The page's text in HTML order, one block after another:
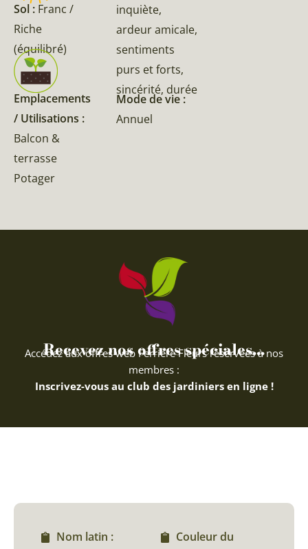
Sol : Franc /
Riche
(équilibré)
Emplacements
/ Utilisations :
Balcon &
terrasse
Potager
inquiète,
ardeur amicale,
sentiments
purs et forts,
sincérité, durée
Mode de vie :
Annuel
Recevez nos offres spéciales...
Accédez aux offres web Ferriere Fleurs réservées à nos
membres :
Inscrivez-vous au club des jardiniers en ligne !
Nom latin :
Couleur du